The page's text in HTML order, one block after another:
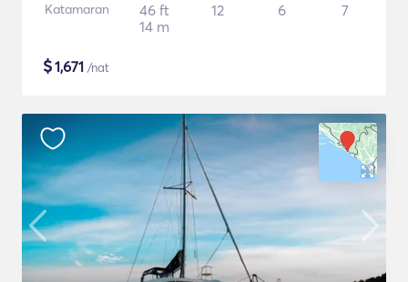
Katamaran
46 ft
14 m
12 6 7
$1,671 /nat